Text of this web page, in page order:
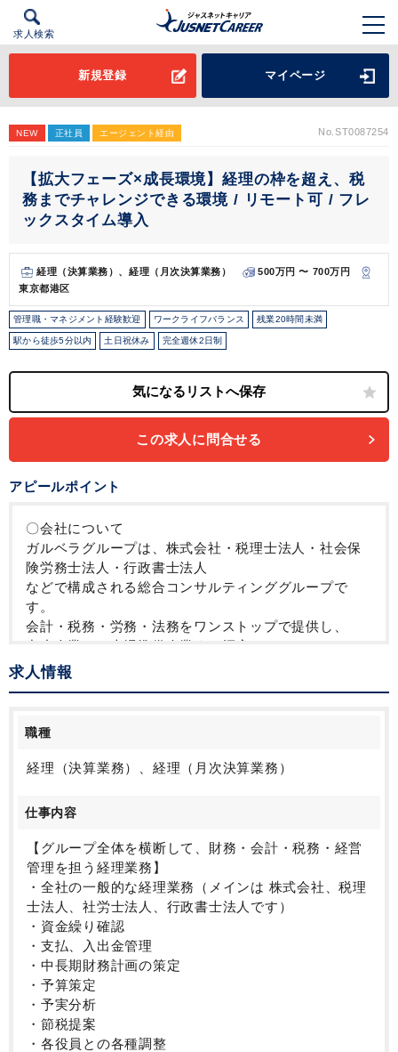
求人検索
新規登録 マイページ
NEW 正社員 エージェント経由 No.ST0087254
【拡大フェーズ×成長環境】経理の枠を超え、税
務までチャレンジできる環境 / リモート可 / フレ
ックスタイム導入
経理（決算業務）、経理（月次決算業務）
500万円 〜 700万円
東京都港区
管理職・マネジメント経験歓迎 ワークライフバランス 残業20時間未満
駅から徒歩5分以内 土日祝休み 完全週休2日制
この求人に問合せる
アピールポイント
〇会社について
ガルベラグループは、株式会社・税理士法人・社会保
険労務士法人・行政書士法人
などで構成される総合コンサルティンググループで
す。
会計・税務・労務・法務をワンストップで提供し、
中小企業から上場準備企業まで幅広いクライアントの
成長を支援しています。
また、国内外に拠点を展開しており、現在はまさに事
株式会社ガルベラパートナーズは、その中でグループ
の総務・管理機能も担う中核的な存在です。
一人ひとりが主体的に関与しながら会社を作り上げて
を実感いただけます。
安定した基盤と成長性の両方を兼ね備えたフィールド
で、長期的なキャリア形成が可能です。
〇業務について
本ポジションでは、通常の経理業務に加え、グループ
内に税理士法人がある強みを活かし、
申告業務や専門性の高い業務にも携わることができま
す。単なる仕訳や月次対応にとどまらず、
税務・会計の領域まで幅広く経験できるため、経理と
しての市場価値を高めたい方には最適な環境です。
また、事業拡大に伴い新しい仕組みづくりや改善業務
にも関与できるため、
求人情報
職種
経理（決算業務）、経理（月次決算業務）
仕事内容
【グループ全体を横断して、財務・会計・税務・経営
管理を担う経理業務】
・全社の一般的な経理業務（メインは 株式会社、税理
士法人、社労士法人、行政書士法人です）
・資金繰り確認
・支払、入出金管理
・中長期財務計画の策定
・予算策定
・予実分析
・節税提案
・各役員との各種調整